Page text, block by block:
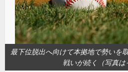
最下位脱出へ向けて本拠地で勢いを
戦いが続く（写真は